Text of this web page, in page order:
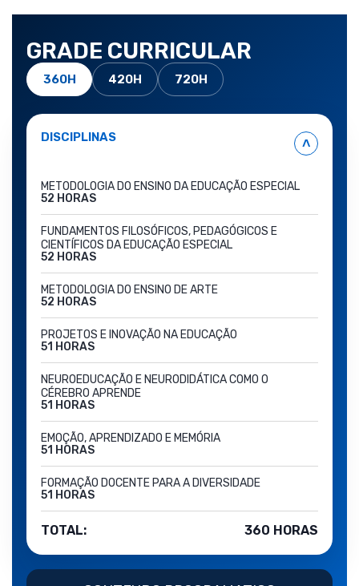
GRADE CURRICULAR
360H 420H 720H
DISCIPLINAS ˄
METODOLOGIA DO ENSINO DA EDUCAÇÃO ESPECIAL
52 HORAS
FUNDAMENTOS FILOSÓFICOS, PEDAGÓGICOS E
CIENTÍFICOS DA EDUCAÇÃO ESPECIAL
52 HORAS
METODOLOGIA DO ENSINO DE ARTE
52 HORAS
PROJETOS E INOVAÇÃO NA EDUCAÇÃO
51 HORAS
NEUROEDUCAÇÃO E NEURODIDÁTICA COMO O
CÉREBRO APRENDE
51 HORAS
EMOÇÃO, APRENDIZADO E MEMÓRIA
51 HORAS
FORMAÇÃO DOCENTE PARA A DIVERSIDADE
51 HORAS
TOTAL: 360 HORAS